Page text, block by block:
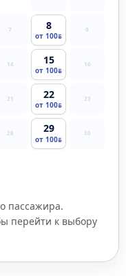
7 8
от 100
9
14 15
от 100
16
21 22
от 100
23
28 29
от 100
30
пассажира.
перейти к выбору